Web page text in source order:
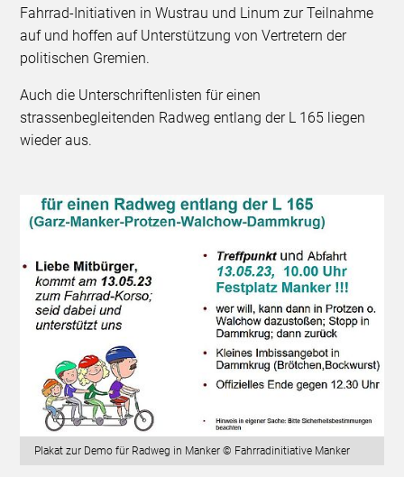
Fahrrad-Initiativen in Wustrau und Linum zur Teilnahme
auf und hoffen auf Unterstützung von Vertretern der
politischen Gremien.
Auch die Unterschriftenlisten für einen
strassenbegleitenden Radweg entlang der L 165 liegen
wieder aus.
Plakat zur Demo für Radweg in Manker © Fahrradinitiative Manker